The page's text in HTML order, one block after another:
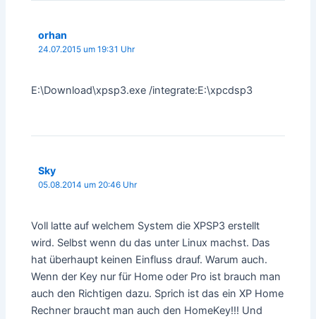
orhan
24.07.2015 um 19:31 Uhr
E:\Download\xpsp3.exe /integrate:E:\xpcdsp3
Sky
05.08.2014 um 20:46 Uhr
Voll latte auf welchem System die XPSP3 erstellt
wird. Selbst wenn du das unter Linux machst. Das
hat überhaupt keinen Einfluss drauf. Warum auch.
Wenn der Key nur für Home oder Pro ist brauch man
auch den Richtigen dazu. Sprich ist das ein XP Home
Rechner braucht man auch den HomeKey!!! Und